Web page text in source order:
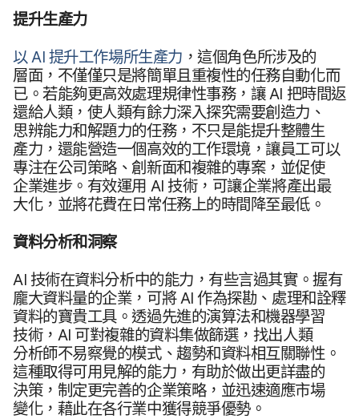
提升​生產力
以 AI 提升​工作​場​所​生​產力 ，​這​個​角色​所​涉及​的​
層面，​不僅​僅​只是​將​簡單且​重複性​的​任務​自動化​而​
已。​若​能夠​更​高效​處理​規律性​事務，​讓AI 把​時間​返​
還​給​人類，​使​人​類​有​餘力​深入​探究​需要​創造力、​
思辨​能力​和​解題力​的​任務，​不只是​能​提升​整體​生​
產力，​還​能​營造​一​個​高效​的​工作​環境，​讓​員工​可以​
專注​在​公司​策略、​創新面​和​複雜​的​專案，​並​促使​
企業​進步。​有效​運用 AI技術，​可​讓​企業​將​產出​最​
大化，​並​將​花費​在​日常​任務​上​的​時間​降​至​最​低。
資料​分析​和​洞察
AI 技術​在​資料​分析​中​的​能力，​有​些​言過​其實。​握有​
龐大​資料量​的​企業，​可​將AI作​為​探勘、​處理​和​詮釋​
資料​的​寶貴​工具。​透過​先進​的​演算​法​和​機器​學習​
技術， AI 可​對​複雜​的​資料​集​做​篩選，​找出​人​類​
分析師​不​易察覺​的​模式、​趨勢​和​資料​相互​關​聯性。​
這​種​取得​可​用​見解​的​能力，​有助於​做出​更​詳盡​的​
決策，​制定​更​完善​的​企業​策略，​並​迅速​適應​市場​
變化，​藉此​在​各​行業​中​獲得​競爭​優勢。